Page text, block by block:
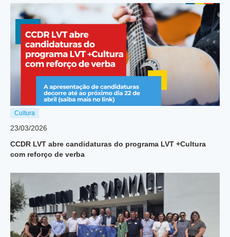
Cultura
23/03/2026
CCDR LVT abre candidaturas do programa LVT +Cultura
com reforço de verba